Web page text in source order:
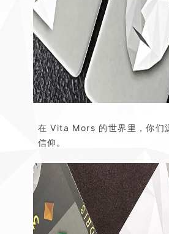
在 Vita Mors 的世界里，你们
信仰。